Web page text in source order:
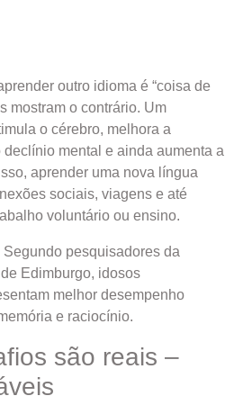
outro idioma é “coisa de
mostram o contrário. Um
o cérebro, melhora a
mental e ainda aumenta a
aprender uma nova língua
sociais, viagens e até
voluntário ou ensino.
Segundo pesquisadores da
Edimburgo, idosos
melhor desempenho
e raciocínio.
são reais –